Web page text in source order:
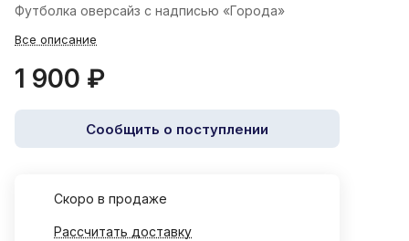
Футболка оверсайз с надписью «Города»
Все описание
1 900 ₽
Сообщить о поступлении
Cкоро в продаже
Рассчитать доставку